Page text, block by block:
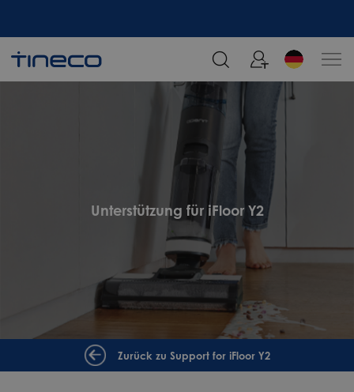
Unterstützung für iFloor Y2
Zurück zu Support for iFloor Y2